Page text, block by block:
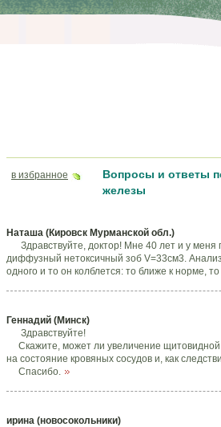
в избранное
Вопросы и ответы
железы
Наташа (Кировск Мурманской обл.)
Здравствуйте, доктор! Мне 40 лет и у меня
диффузный нетоксичный зоб V=33см3.
одного и то он колблется: то ближе к норме,
Геннадий (Минск)
Здравствуйте!
Скажите, может ли увеличение
на состояние кровяных сосудов и, как
Спасибо.
ирина (новосокольники)